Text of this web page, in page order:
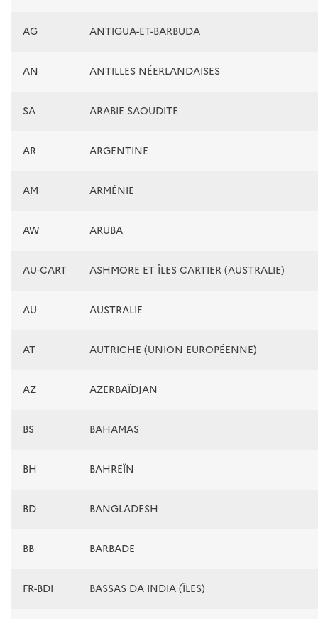
AG ANTIGUA-ET-BARBUDA
AN ANTILLES NÉERLANDAISES
SA ARABIE SAOUDITE
AR ARGENTINE
AM ARMÉNIE
AW ARUBA
AU-CART ASHMORE ET ÎLES CARTIER (AUSTRALIE)
AU AUSTRALIE
AT AUTRICHE (UNION EUROPÉENNE)
AZ AZERBAÏDJAN
BS BAHAMAS
BH BAHREÏN
BD BANGLADESH
BB BARBADE
FR-BDI BASSAS DA INDIA (ÎLES)